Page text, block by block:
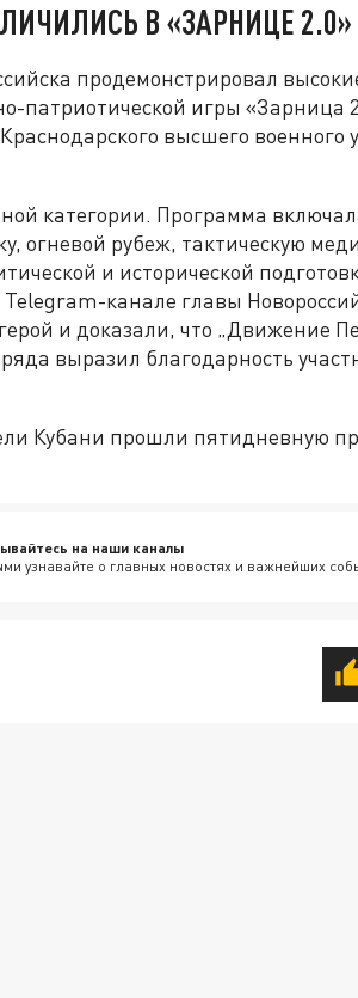
В «ЗАРНИЦЕ 2.0»
продемонстрировал
патриотической игры «Зарница
высшего военного
категории. Программа
огневой рубеж, тактическую
и исторической
канале главы
и доказали, что „Движение
выразил благодарность
Кубани прошли пятидневную
на наши каналы
узнавайте о главных новостях и важнейших